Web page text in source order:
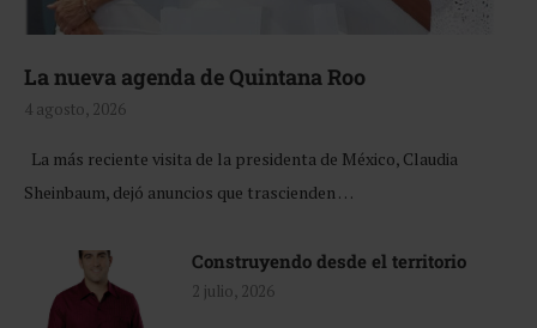
La nueva agenda de Quintana Roo
4 agosto, 2026
La más reciente visita de la presidenta de México, Claudia
Sheinbaum, dejó anuncios que trascienden …
Construyendo desde el territorio
2 julio, 2026